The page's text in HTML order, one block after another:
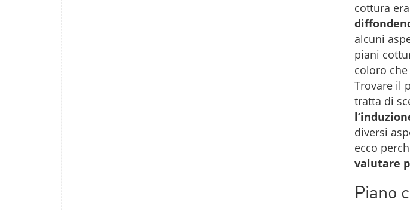
cottura
alcuni
piani
coloro
Trovare il
tratta di
diversi
ecco
valutare
Piano